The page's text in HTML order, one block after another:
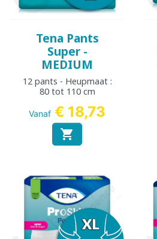
Tena Pants
Super -
MEDIUM
12 pants - Heupmaat :
80 tot 110 cm
Vanaf € 18,73
